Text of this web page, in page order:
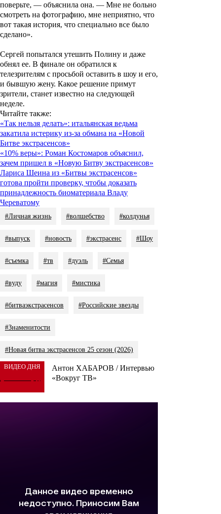
поверьте, — объяснила она. — Мне не больно
смотреть на фотографию, мне неприятно, что
вот такая история, что специально все было
сделано».
Сергей попытался утешить Полину и даже
обнял ее. В финале он обратился к
телезрителям с просьбой оставить в шоу и его,
и бывшую жену. Какое решение примут
зрители, станет известно на следующей
неделе.
Читайте также:
«Так нельзя делать»: итальянская ведьма
закатила истерику из-за обмана на «Новой
Битве экстрасенсов»
«10% веры»: Роман Костомаров объяснил,
зачем пришел в «Новую Битву экстрасенсов»
Лариса Шеина из «Битвы экстрасенсов»
готова пройти проверку, чтобы доказать
принадлежность биоматериала Владу
Череватому
#Личная жизнь #волшебство #колдунья
#выпуск #новость #экстрасенс #Шоу
#съемка #тв #дуэль #Семья
#вуду #магия #мистика
#битваэкстрасенсов #Российские звезды
#Знаменитости
#Новая битва экстрасенсов 25 сезон (2026)
ВИДЕО ДНЯ
Антон ХАБАРОВ / Интервью
«Вокруг ТВ»